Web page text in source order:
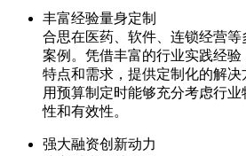
丰富经验量身定制
合思在医药、软件、连锁经营等
案例。凭借丰富的行业实践经
特点和需求，提供定制化的解
用预算制定时能够充分考虑行
性和有效性。
强大融资创新动力